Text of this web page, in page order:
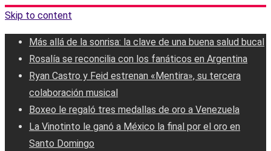
Skip to content
Más allá de la sonrisa: la clave de una buena salud bucal
Rosalía se reconcilia con los fanáticos en Argentina
Ryan Castro y Feid estrenan «Mentira», su tercera
colaboración musical
Boxeo le regaló tres medallas de oro a Venezuela
La Vinotinto le ganó a México la final por el oro en
Santo Domingo